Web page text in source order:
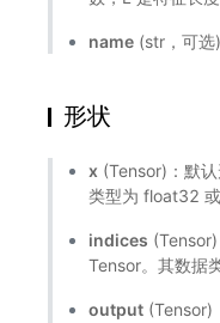
name (str，可
形状
x (Tensor)：默
类型为 float32
indices
Tensor。其数据
output (Tensor)